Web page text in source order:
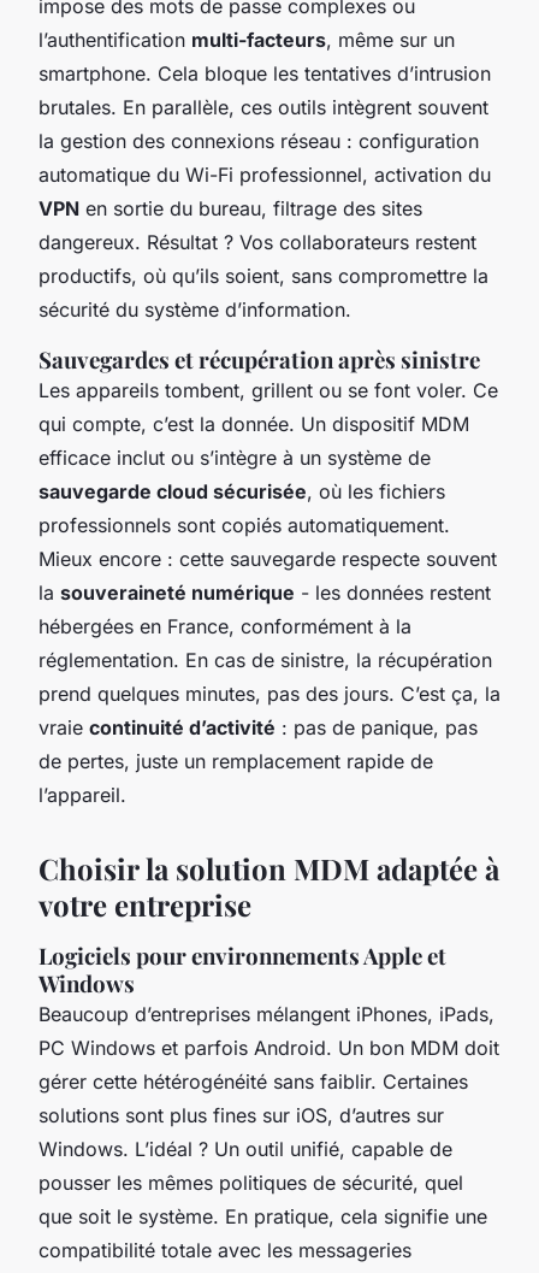
impose des mots de passe complexes ou
l’authentification multi-facteurs, même sur un
smartphone. Cela bloque les tentatives d’intrusion
brutales. En parallèle, ces outils intègrent souvent
la gestion des connexions réseau : configuration
automatique du Wi-Fi professionnel, activation du
VPN en sortie du bureau, filtrage des sites
dangereux. Résultat ? Vos collaborateurs restent
productifs, où qu’ils soient, sans compromettre la
sécurité du système d’information.
Sauvegardes et récupération après sinistre
Les appareils tombent, grillent ou se font voler. Ce
qui compte, c’est la donnée. Un dispositif MDM
efficace inclut ou s’intègre à un système de
sauvegarde cloud sécurisée, où les fichiers
professionnels sont copiés automatiquement.
Mieux encore : cette sauvegarde respecte souvent
la souveraineté numérique - les données restent
hébergées en France, conformément à la
réglementation. En cas de sinistre, la récupération
prend quelques minutes, pas des jours. C’est ça, la
vraie continuité d’activité : pas de panique, pas
de pertes, juste un remplacement rapide de
l’appareil.
Choisir la solution MDM adaptée à
votre entreprise
Logiciels pour environnements Apple et
Windows
Beaucoup d’entreprises mélangent iPhones, iPads,
PC Windows et parfois Android. Un bon MDM doit
gérer cette hétérogénéité sans faiblir. Certaines
solutions sont plus fines sur iOS, d’autres sur
Windows. L’idéal ? Un outil unifié, capable de
pousser les mêmes politiques de sécurité, quel
que soit le système. En pratique, cela signifie une
compatibilité totale avec les messageries